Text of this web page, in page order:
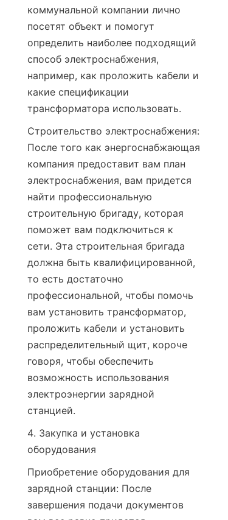
коммунальной компании лично
посетят объект и помогут
определить наиболее подходящий
способ электроснабжения,
например, как проложить кабели и
какие спецификации
трансформатора использовать.
Строительство электроснабжения:
После того как энергоснабжающая
компания предоставит вам план
электроснабжения, вам придется
найти профессиональную
строительную бригаду, которая
поможет вам подключиться к
сети. Эта строительная бригада
должна быть квалифицированной,
то есть достаточно
профессиональной, чтобы помочь
вам установить трансформатор,
проложить кабели и установить
распределительный щит, короче
говоря, чтобы обеспечить
возможность использования
электроэнергии зарядной
станцией.
4. Закупка и установка
оборудования
Приобретение оборудования для
зарядной станции: После
завершения подачи документов